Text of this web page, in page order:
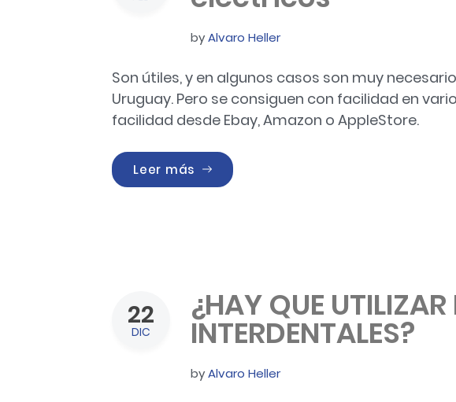
byAlvaro Heller
Son útiles, y en algunos casos son muy
Uruguay. Pero se consiguen con facilidad en
facilidad desde Ebay, Amazon o AppleStore.
Leer más «Los 9 mejores cepillos de dientes
22
DIC
¿HAY QUE UTILIZAR
INTERDENTALES?
byAlvaro Heller